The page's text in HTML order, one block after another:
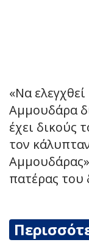
«Να
Αμμουδάρα
έχει δικούς
τον
πατέρας του